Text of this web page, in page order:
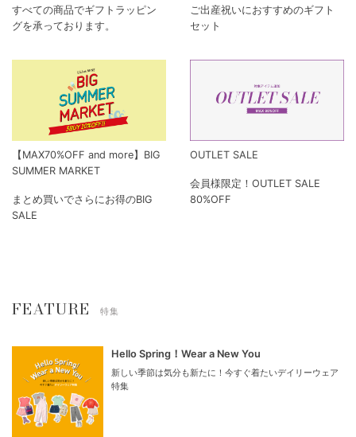
すべての商品でギフトラッピン
グを承っております。
ご出産祝いにおすすめのギフト
セット
【MAX70%OFF and more】BIG
SUMMER MARKET
まとめ買いでさらにお得のBIG
SALE
OUTLET SALE
会員様限定！OUTLET SALE
80%OFF
FEATURE 特集
Hello Spring！Wear a New You
新しい季節は気分も新たに！今すぐ着たいデイリーウェア
特集